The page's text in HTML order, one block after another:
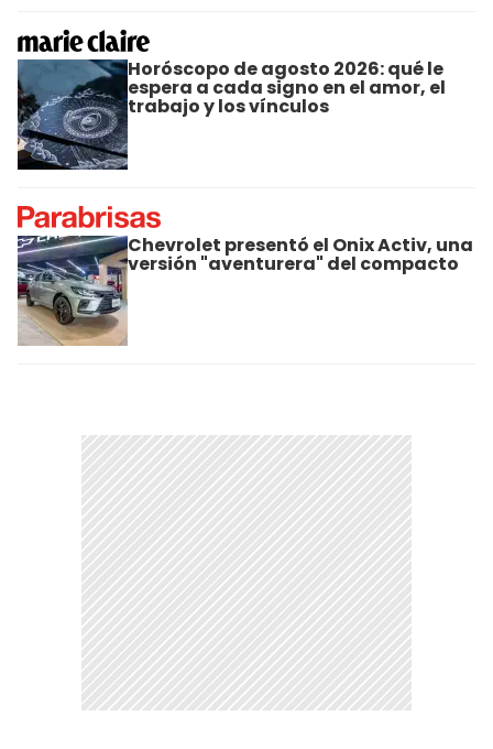
Horóscopo de agosto 2026: qué le
espera a cada signo en el amor, el
trabajo y los vínculos
Chevrolet presentó el Onix Activ, una
versión "aventurera" del compacto